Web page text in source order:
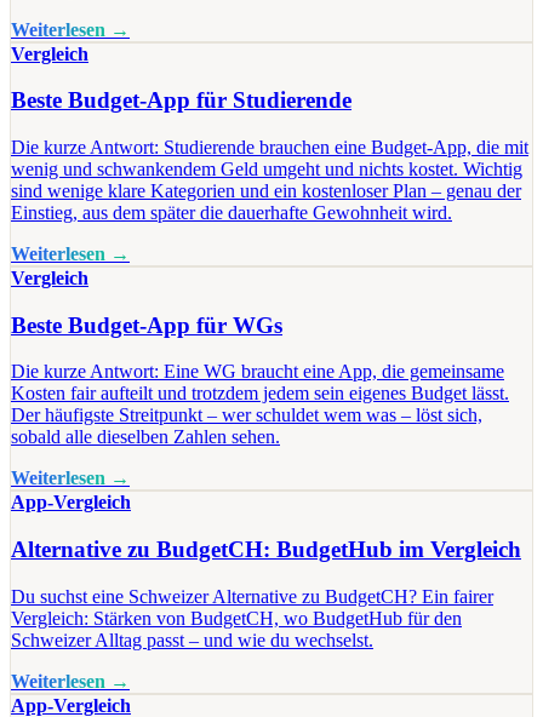
Weiterlesen →
Vergleich
Beste Budget-App für Studierende
Die kurze Antwort: Studierende brauchen eine Budget-App, die mit
wenig und schwankendem Geld umgeht und nichts kostet. Wichtig
sind wenige klare Kategorien und ein kostenloser Plan – genau der
Einstieg, aus dem später die dauerhafte Gewohnheit wird.
Weiterlesen →
Vergleich
Beste Budget-App für WGs
Die kurze Antwort: Eine WG braucht eine App, die gemeinsame
Kosten fair aufteilt und trotzdem jedem sein eigenes Budget lässt.
Der häufigste Streitpunkt – wer schuldet wem was – löst sich,
sobald alle dieselben Zahlen sehen.
Weiterlesen →
App-Vergleich
Alternative zu BudgetCH: BudgetHub im Vergleich
Du suchst eine Schweizer Alternative zu BudgetCH? Ein fairer
Vergleich: Stärken von BudgetCH, wo BudgetHub für den
Schweizer Alltag passt – und wie du wechselst.
Weiterlesen →
App-Vergleich